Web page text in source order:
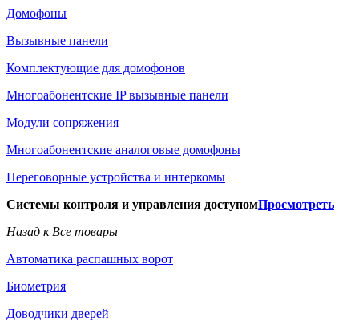
Домофоны
Вызывные панели
Комплектующие для домофонов
Многоабонентские IP вызывные панели
Модули сопряжения
Многоабонентские аналоговые домофоны
Переговорные устройства и интеркомы
Системы контроля и управления доступомПросмотреть
Назад к Все товары
Автоматика распашных ворот
Биометрия
Доводчики дверей